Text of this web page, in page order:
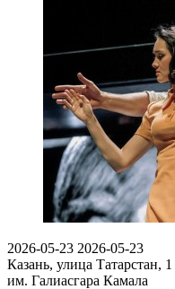
2026-05-23 2026-05-23
Казань, улица Татарстан, 1
им. Галиасгара Камала